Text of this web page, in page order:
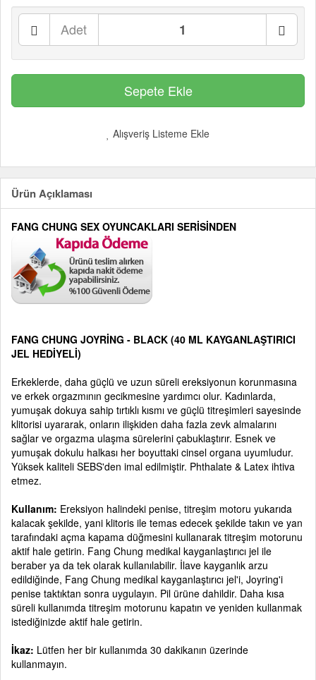
Adet
Alışveriş Listeme Ekle
Ürün Açıklaması
FANG CHUNG SEX OYUNCAKLARI SERİSİNDEN
FANG CHUNG JOYRİNG - BLACK (40 ML KAYGANLAŞTIRICI
JEL HEDİYELİ)
Erkeklerde, daha güçlü ve uzun süreli ereksiyonun korunmasına
ve erkek orgazmının gecikmesine yardımcı olur. Kadınlarda,
yumuşak dokuya sahip tırtıklı kısmı ve güçlü titreşimleri sayesinde
klitorisi uyararak, onların ilişkiden daha fazla zevk almalarını
sağlar ve orgazma ulaşma sürelerini çabuklaştırır. Esnek ve
yumuşak dokulu halkası her boyuttaki cinsel organa uyumludur.
Yüksek kaliteli SEBS'den imal edilmiştir. Phthalate & Latex ihtiva
etmez.
Kullanım: Ereksiyon halindeki penise, titreşim motoru yukarıda
kalacak şekilde, yani klitoris ile temas edecek şekilde takın ve yan
tarafındaki açma kapama düğmesini kullanarak titreşim motorunu
aktif hale getirin. Fang Chung medikal kayganlaştırıcı jel ile
beraber ya da tek olarak kullanılabilir. İlave kayganlık arzu
edildiğinde, Fang Chung medikal kayganlaştırıcı jel'i, Joyring'i
penise taktıktan sonra uygulayın. Pil ürüne dahildir. Daha kısa
süreli kullanımda titreşim motorunu kapatın ve yeniden kullanmak
istediğinizde aktif hale getirin.
İkaz: Lütfen her bir kullanımda 30 dakikanın üzerinde
kullanmayın.